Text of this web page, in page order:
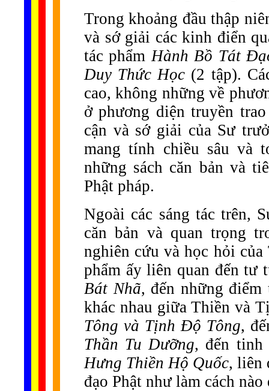
Trong khoảng đầu thập
và sớ giải các kinh điển
tác phẩmHành Bồ Tát
Duy Thức Học (2 tập).
cao, không những về
ở phương diện truyền
cận và sớ giải của Sư
mang tính chiều sâu và
những sách căn bản và
Phật pháp.
Ngoài các sáng tác trên,
căn bản và quan trọng
nghiên cứu và học hỏi
phẩm ấy liên quan đến tư
Bát Nhã, đến những
khác nhau giữa Thiền và
Tông và Tịnh Độ Tông,
Thần Tu Dưỡng, đến tinh
Hưng Thiền Hộ Quốc, liên
đạo Phật như làm cách